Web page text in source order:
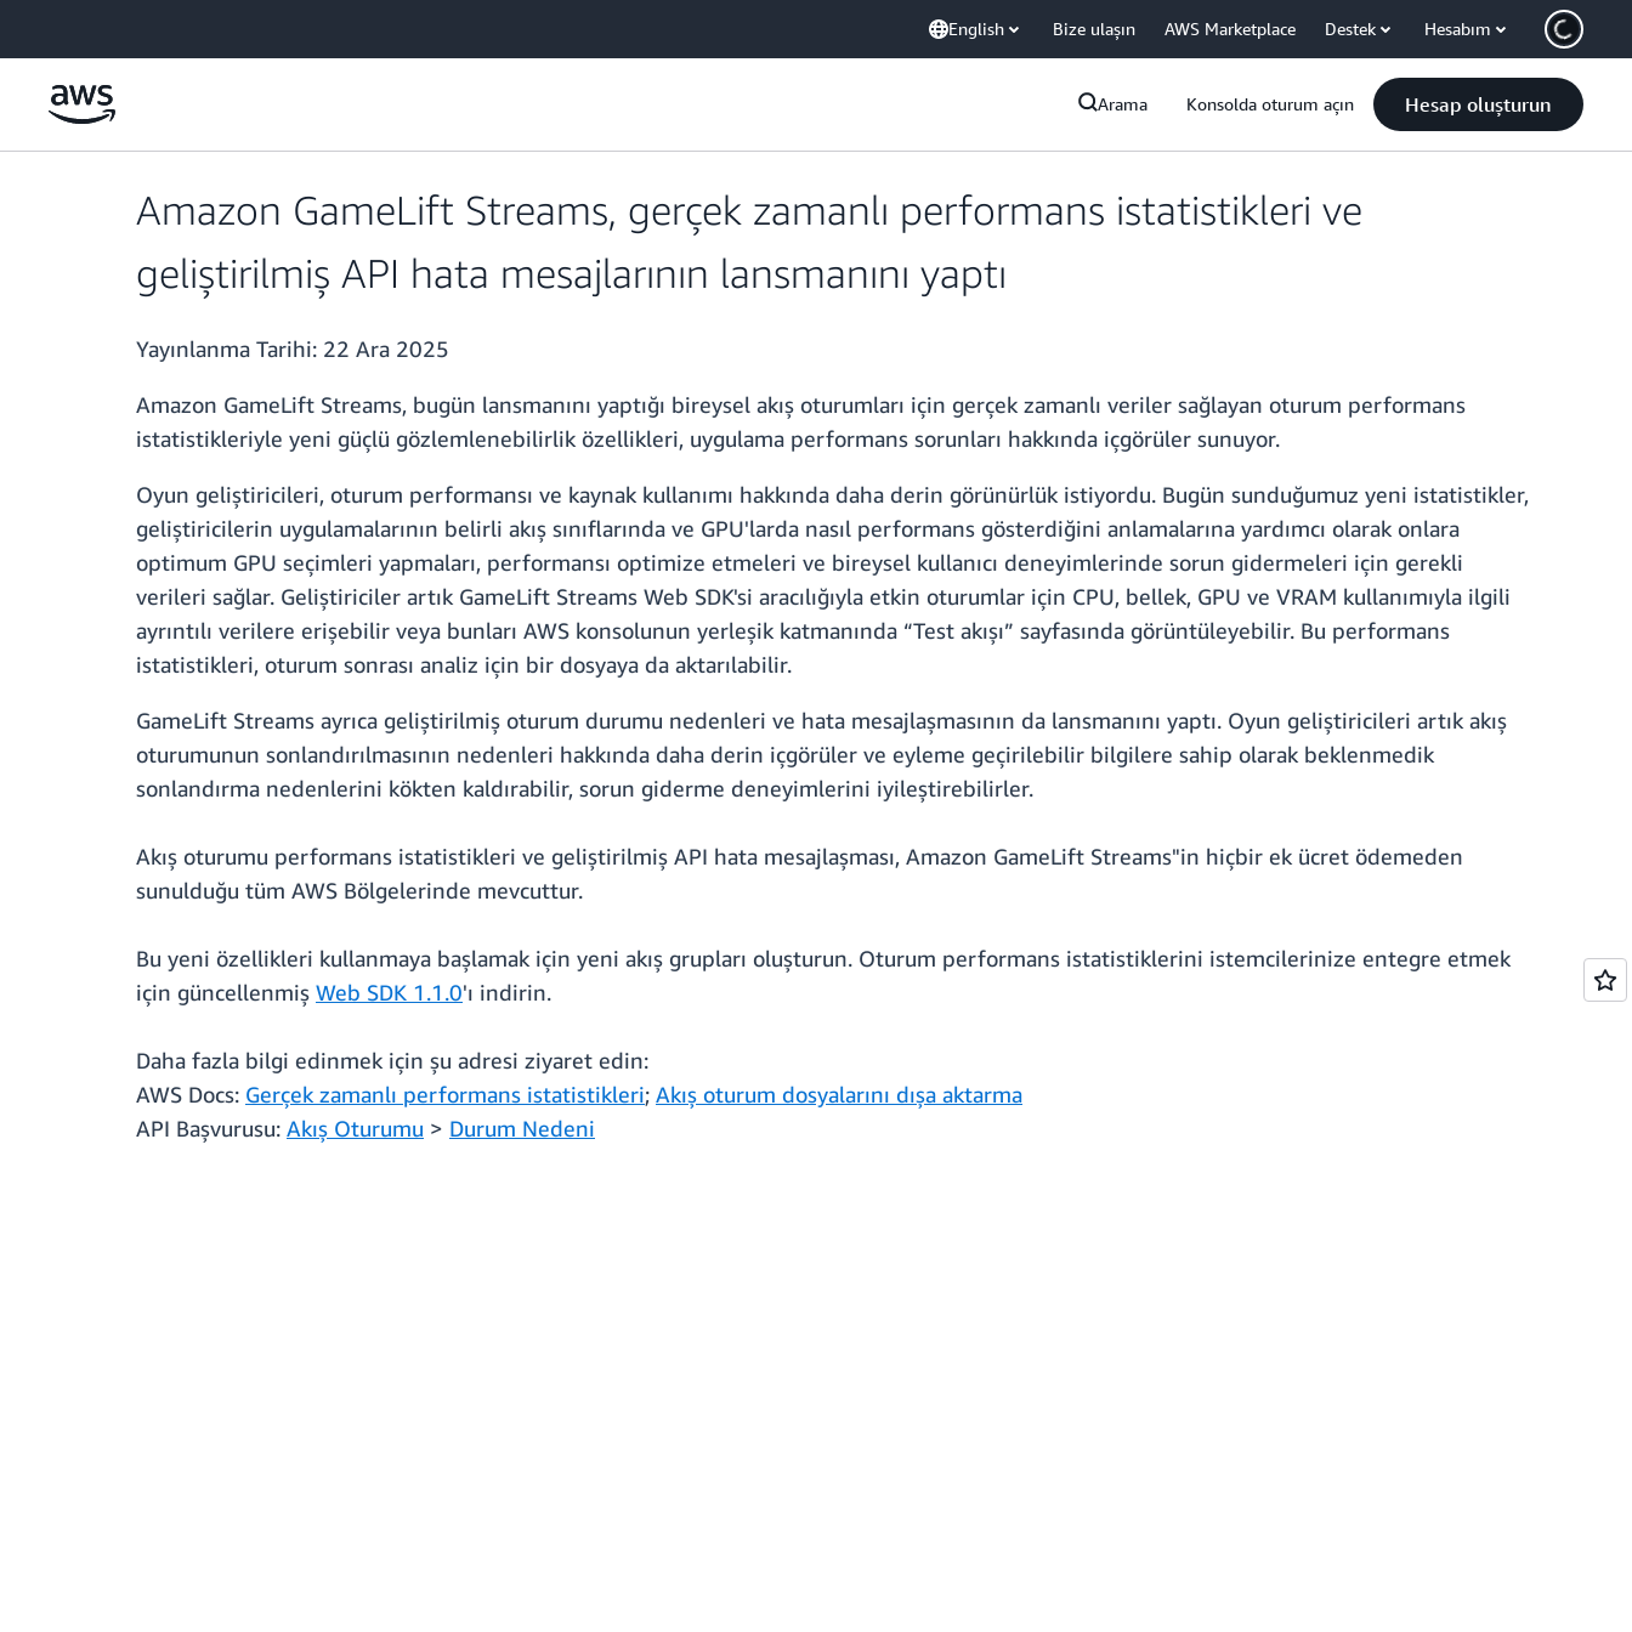
English Bize ulaşın AWS Marketplace Destek Hesabım
Arama Konsolda oturum açın Hesap oluşturun
Amazon GameLift Streams, gerçek zamanlı performans istatistikleri ve
geliştirilmiş API hata mesajlarının lansmanını yaptı
Yayınlanma Tarihi: 22 Ara 2025
Amazon GameLift Streams, bugün lansmanını yaptığı bireysel akış oturumları için gerçek zamanlı veriler sağlayan oturum performans
istatistikleriyle yeni güçlü gözlemlenebilirlik özellikleri, uygulama performans sorunları hakkında içgörüler sunuyor.
Oyun geliştiricileri, oturum performansı ve kaynak kullanımı hakkında daha derin görünürlük istiyordu. Bugün sunduğumuz yeni istatistikler,
geliştiricilerin uygulamalarının belirli akış sınıflarında ve GPU'larda nasıl performans gösterdiğini anlamalarına yardımcı olarak onlara
optimum GPU seçimleri yapmaları, performansı optimize etmeleri ve bireysel kullanıcı deneyimlerinde sorun gidermeleri için gerekli
verileri sağlar. Geliştiriciler artık GameLift Streams Web SDK'si aracılığıyla etkin oturumlar için CPU, bellek, GPU ve VRAM kullanımıyla ilgili
ayrıntılı verilere erişebilir veya bunları AWS konsolunun yerleşik katmanında “Test akışı” sayfasında görüntüleyebilir. Bu performans
istatistikleri, oturum sonrası analiz için bir dosyaya da aktarılabilir.
GameLift Streams ayrıca geliştirilmiş oturum durumu nedenleri ve hata mesajlaşmasının da lansmanını yaptı. Oyun geliştiricileri artık akış
oturumunun sonlandırılmasının nedenleri hakkında daha derin içgörüler ve eyleme geçirilebilir bilgilere sahip olarak beklenmedik
sonlandırma nedenlerini kökten kaldırabilir, sorun giderme deneyimlerini iyileştirebilirler.
Akış oturumu performans istatistikleri ve geliştirilmiş API hata mesajlaşması, Amazon GameLift Streams"in hiçbir ek ücret ödemeden
sunulduğu tüm AWS Bölgelerinde mevcuttur.
Bu yeni özellikleri kullanmaya başlamak için yeni akış grupları oluşturun. Oturum performans istatistiklerini istemcilerinize entegre etmek
için güncellenmiş Web SDK 1.1.0'ı indirin.
Daha fazla bilgi edinmek için şu adresi ziyaret edin:
AWS Docs: Gerçek zamanlı performans istatistikleri; Akış oturum dosyalarını dışa aktarma
API Başvurusu: Akış Oturumu > Durum Nedeni